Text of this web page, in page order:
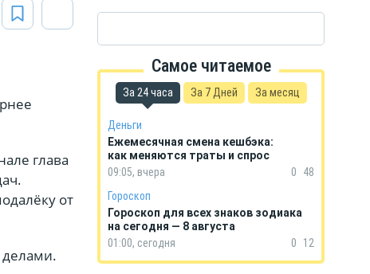
глава
от
делами.
Самое читаемое
За 24 часа За 7 Дней За месяц
Деньги
Ежемесячная смена кешбэка:
как меняются траты и спрос
09:05, вчера
0
48
Гороскоп
Гороскоп для всех знаков зодиака
на сегодня — 8 августа
01:00, сегодня
0 12